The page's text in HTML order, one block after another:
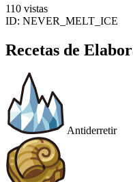
110 vistas
ID: NEVER_MELT_ICE
Recetas de
Antiderretir